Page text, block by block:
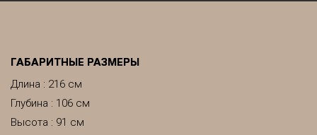
ГАБАРИТНЫЕ РАЗМЕРЫ
Длина : 216 см
Глубина : 106 см
Высота : 91 см